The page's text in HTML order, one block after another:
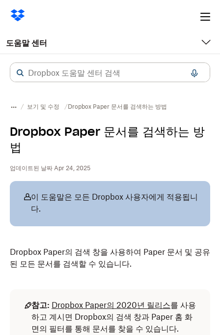
도움말 센터
보기 및 수정 Dropbox Paper 문서를 검색하는 방법
Dropbox Paper 문서를 검색하는 방
법
업데이트된 날짜 Apr 24, 2025
이 도움말은 모든 Dropbox 사용자에게 적용됩니
다.
Dropbox Paper의 검색 창을 사용하여 Paper 문서 및 공유
된 모든 문서를 검색할 수 있습니다.
참고: Dropbox Paper의 2020년 릴리스를 사용
하고 계시면 Dropbox의 검색 창과 Paper 홈 화
면의 필터를 통해 문서를 찾을 수 있습니다.